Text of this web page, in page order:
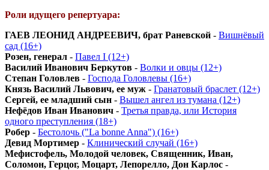
Роли идущего репертуара:
ГАЕВ ЛЕОНИД АНДРЕЕВИЧ, брат Раневской - Вишнёвый
сад (16+)
Розен, генерал - Павел I (12+)
Василий Иванович Беркутов - Волки и овцы (12+)
Степан Головлев - Господа Головлевы (16+)
Князь Василий Львович, ее муж - Гранатовый браслет (12+)
Сергей, ее младший сын - Вышел ангел из тумана (12+)
Нефёдов Иван Иванович - Третья правда, или История
одного преступления (18+)
Робер - Бестолочь ("La bonne Anna") (16+)
Девид Мортимер - Клинический случай (16+)
Мефистофель, Молодой человек, Священник, Иван,
Соломон, Герцог, Моцарт, Лепорелло, Дон Карлос -